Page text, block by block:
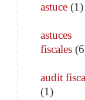
astuce (1)
astuces
fiscales (6
audit
(1)